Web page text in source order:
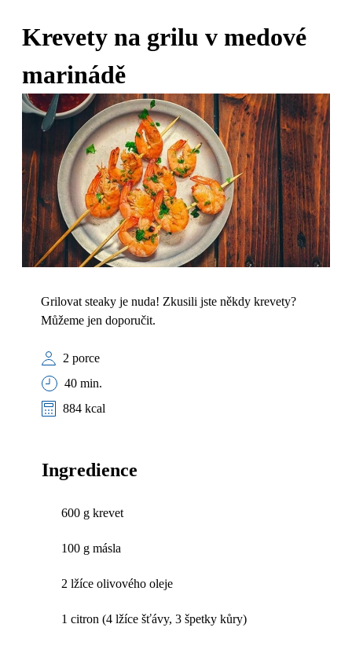
Krevety na grilu v medové
marinádě
Grilovat steaky je nuda! Zkusili jste někdy krevety?
Můžeme jen doporučit.
2 porce
40 min.
884 kcal
Ingredience
600 g krevet
100 g másla
2 lžíce olivového oleje
1 citron (4 lžíce šťávy, 3 špetky kůry)